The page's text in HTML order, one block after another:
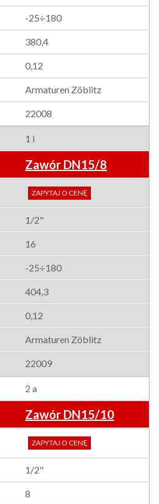
-25÷180
380,4
0,12
Armaturen Zöblitz
22008
1 i
Zawór DN15/8
ZAPYTAJ O CENĘ
1/2"
16
-25÷180
404,3
0,12
Armaturen Zöblitz
22009
2 a
Zawór DN15/10
ZAPYTAJ O CENĘ
1/2"
8